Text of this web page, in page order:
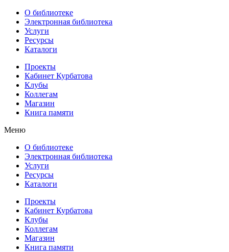
О библиотеке
Электронная библиотека
Услуги
Ресурсы
Каталоги
Проекты
Кабинет Курбатова
Клубы
Коллегам
Магазин
Книга памяти
Меню
О библиотеке
Электронная библиотека
Услуги
Ресурсы
Каталоги
Проекты
Кабинет Курбатова
Клубы
Коллегам
Магазин
Книга памяти